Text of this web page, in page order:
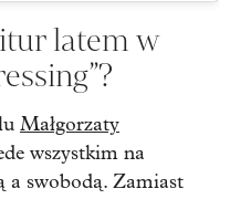
latem w
Małgorzaty
wszystkim na
a swobodą. Zamiast